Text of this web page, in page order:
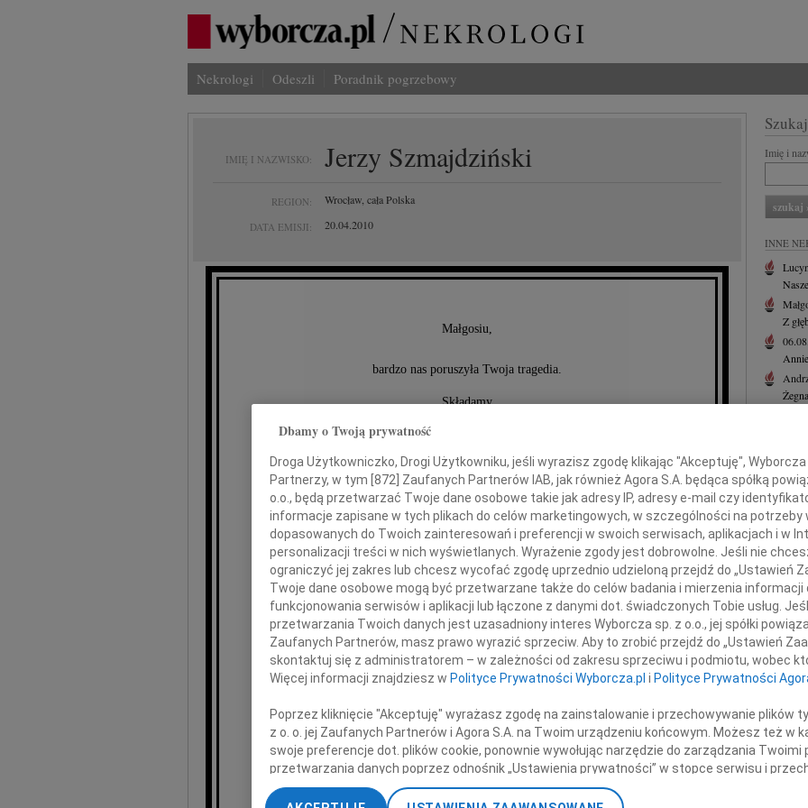
Nekrologi Odeszli Poradnik pogrzebowy
IMIĘ I NAZWISKO: Jerzy Szmajdziński
REGION: Wrocław, cała Polska
DATA EMISJI: 20.04.2010
Małgosiu,
bardzo nas poruszyła Twoja tragedia.
Składamy
wyrazy najgłębszego współczucia
Tobie
i
Twoim Najbliższym
po stracie Męża
Jerzego Szmajdzińskiego
Łączymy się z Tobą w smutku i żalu
Imię i
INNE
Z
Dbamy o Twoją prywatność
Droga Użytkowniczko, Drogi Użytkowniku, jeśli wyrazisz zgodę klikając "Akceptuję",
Partnerzy, w tym [ 872 ] Zaufanych Partnerów IAB, jak również Agora S.A. będąca spółką
o.o., będą przetwarzać Twoje dane osobowe takie jak adresy IP, adresy e-mail czy
informacje zapisane w tych plikach do celów marketingowych, w szczególności na potrzeby
dopasowanych do Twoich zainteresowań i preferencji w swoich serwisach, aplikacjach i w
personalizacji treści w nich wyświetlanych. Wyrażenie zgody jest dobrowolne. Jeśli nie
ograniczyć jej zakres lub chcesz wycofać zgodę uprzednio udzieloną przejdź do „Ustawień
Twoje dane osobowe mogą być przetwarzane także do celów badania i mierzenia
funkcjonowania serwisów i aplikacji lub łączone z danymi dot. świadczonych Tobie usług.
przetwarzania Twoich danych jest uzasadniony interes Wyborcza sp. z o.o., jej spółki
Zaufanych Partnerów, masz prawo wyrazić sprzeciw. Aby to zrobić przejdź do „Ustawień
skontaktuj się z administratorem – w zależności od zakresu sprzeciwu i podmiotu, wobec
Więcej informacji znajdziesz w Polityce Prywatności Wyborcza.pl i Polityce Prywatności
Poprzez kliknięcie "Akceptuję" wyrażasz zgodę na zainstalowanie i przechowywanie plików
z o. o. jej Zaufanych Partnerów i Agora S.A. na Twoim urządzeniu końcowym. Możesz też w
swoje preferencje dot. plików cookie, ponownie wywołując narzędzie do zarządzania Twoimi
przetwarzania danych poprzez odnośnik „Ustawienia prywatności” w stopce serwisu i
„Ustawienia zaawansowane”. Zmiana ustawień plików cookie możliwa jest także za pomocą